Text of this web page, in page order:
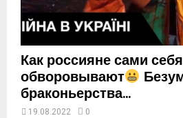
b
e
Как россияне сами себя
обворовывают
браконьерства...
19.08.2022 0